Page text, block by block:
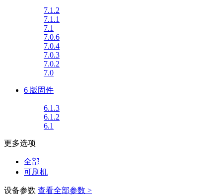
7.1.2
7.1.1
7.1
7.0.6
7.0.4
7.0.3
7.0.2
7.0
6 版固件
6.1.3
6.1.2
6.1
更多选项
全部
可刷机
设备参数 查看全部参数 >